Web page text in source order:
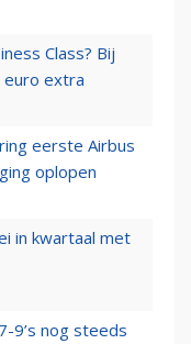
Class? Bij
euro extra
eerste Airbus
oplopen
in kwartaal met
9’s nog steeds